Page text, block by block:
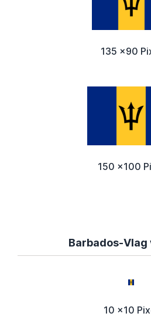
135 x90
150 x100
Barbados-
10 x10